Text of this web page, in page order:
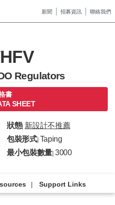
新聞 招募資訊 聯絡我們
Regulators
書
SHEET
狀態| 新設計不推薦
包裝形式| Taping
最小包裝數量 |3000
Support Links